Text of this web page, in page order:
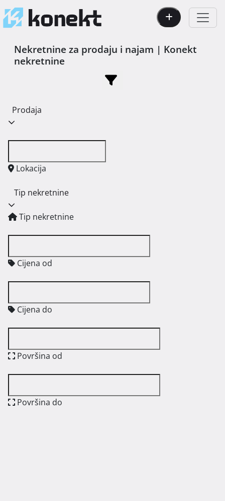
Nekretnine za prodaju i najam | Konekt
nekretnine
Prodaja
Lokacija
Tip nekretnine
Tip nekretnine
Cijena od
Cijena do
Površina od
Površina do